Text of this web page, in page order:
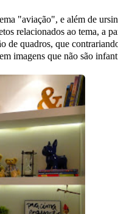
"aviação", e além de
relacionados ao tema, a
de quadros, que
imagens que não são